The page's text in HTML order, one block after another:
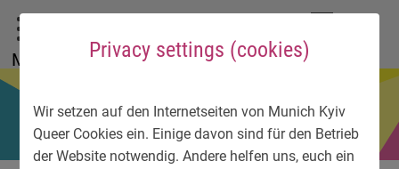
Privacy settings (cookies)
Wir setzen auf den Internetseiten von Munich Kyiv
Queer Cookies ein. Einige davon sind für den Betrieb
der Website notwendig. Andere helfen uns, euch ein
To main menu
To language menu
To search
To content
To service information
Menu